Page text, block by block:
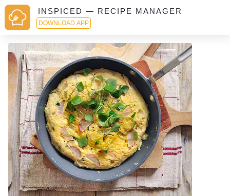
INSPICED — RECIPE MANAGER
DOWNLOAD APP